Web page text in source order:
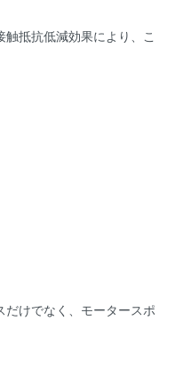
抵抗低減効果により、こ
けでなく、モータースポ